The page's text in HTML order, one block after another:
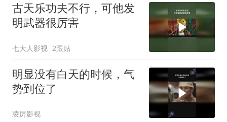
古天乐功夫不行，可他发
明武器很厉害
七大人影视 2跟贴
明显没有白天的时候，气
势到位了
凌厉影视